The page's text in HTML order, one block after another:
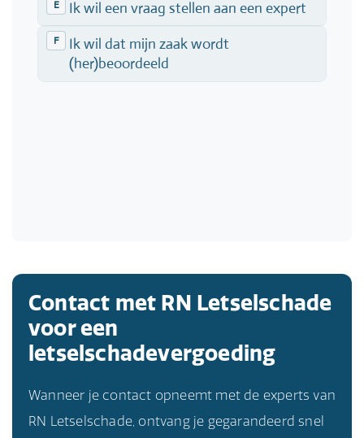
Contact met RN Letselschade
voor een
letselschadevergoeding
Wanneer je contact opneemt met de experts van
RN Letselschade, ontvang je gegarandeerd snel